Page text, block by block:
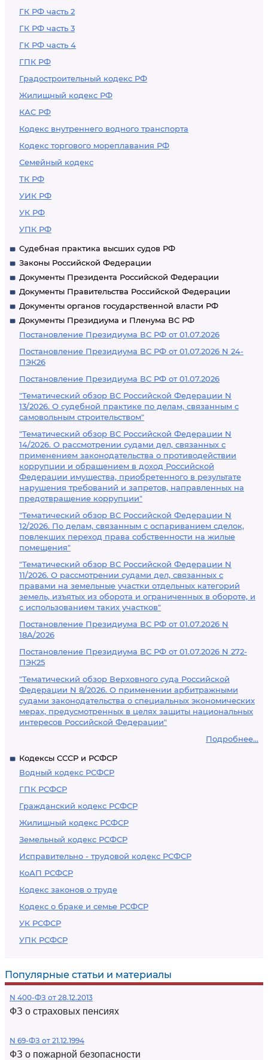
ГК РФ часть 2
ГК РФ часть 3
ГК РФ часть 4
ГПК РФ
Градостроительный кодекс РФ
Жилищный кодекс РФ
КАС РФ
Кодекс внутреннего водного транспорта
Кодекс торгового мореплавания РФ
Семейный кодекс
ТК РФ
УИК РФ
УК РФ
УПК РФ
Судебная практика высших судов РФ
Законы Российской Федерации
Документы Президента Российской Федерации
Документы Правительства Российской Федерации
Документы органов государственной власти РФ
Документы Президиума и Пленума ВС РФ
Постановление Президиума ВС РФ от 01.07.2026
Постановление Президиума ВС РФ от 01.07.2026 N 24-
ПЭК26
Постановление Президиума ВС РФ от 01.07.2026
"Тематический обзор ВС Российской Федерации N
13/2026. О судебной практике по делам, связанным с
самовольным строительством"
"Тематический обзор ВС Российской Федерации N
14/2026. О рассмотрении судами дел, связанных с
применением законодательства о противодействии
коррупции и обращением в доход Российской
Федерации имущества, приобретенного в результате
нарушения требований и запретов, направленных на
предотвращение коррупции"
"Тематический обзор ВС Российской Федерации N
12/2026. По делам, связанным с оспариванием сделок,
повлекших переход права собственности на жилые
помещения"
"Тематический обзор ВС Российской Федерации N
11/2026. О рассмотрении судами дел, связанных с
правами на земельные участки отдельных категорий
земель, изъятых из оборота и ограниченных в обороте, и
с использованием таких участков"
Постановление Президиума ВС РФ от 01.07.2026 N
18А/2026
Постановление Президиума ВС РФ от 01.07.2026 N 272-
ПЭК25
"Тематический обзор Верховного суда Российской
Федерации N 8/2026. О применении арбитражными
судами законодательства о специальных экономических
мерах, предусмотренных в целях защиты национальных
интересов Российской Федерации"
Подробнее...
Кодексы СССР и РСФСР
Водный кодекс РСФСР
ГПК РСФСР
Гражданский кодекс РСФСР
Жилищный кодекс РСФСР
Земельный кодекс РСФСР
Исправительно - трудовой кодекс РСФСР
КоАП РСФСР
Кодекс законов о труде
Кодекс о браке и семье РСФСР
УК РСФСР
УПК РСФСР
Популярные статьи и материалы
N 400-ФЗ от 28.12.2013
ФЗ о страховых пенсиях
N 69-ФЗ от 21.12.1994
ФЗ о пожарной безопасности